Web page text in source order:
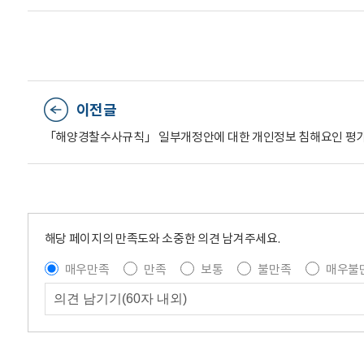
이전글
「해양경찰수사규칙」 일부개정안에 대한 개인정보 침해요인 평
해당 페이지의 만족도와 소중한 의견 남겨주세요.
매우만족
만족 보통 불만족
매우불